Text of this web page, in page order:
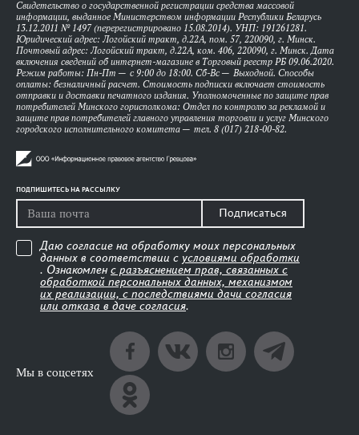
Свидетельство о государственной регистрации средства массовой
информации, выданное Министерством информации Республики Беларусь
13.12.2011 № 1497 (перерегистрировано 15.08.2014). УНП: 191261281.
Юридический адрес: Логойский тракт, д.22А, пом. 57, 220090, г. Минск.
Почтовый адрес: Логойский тракт, д.22А, ком. 406, 220090, г. Минск. Дата
включения сведений об интернет-магазине в Торговый реестр РБ 09.06.2020.
Режим работы: Пн-Пт — с 9:00 до 18:00. Сб-Вс — Выходной. Способы
оплаты: безналичный расчет. Стоимость подписки включает стоимость
отправки и доставки печатного издания. Уполномоченные по защите прав
потребителей Минского горисполкома: Отдел по контролю за рекламой и
защите прав потребителей главного управления торговли и услуг Минского
городского исполнительного комитета — тел. 8 (017) 218-00-82.
ПОДПИШИТЕСЬ НА РАССЫЛКУ
Подписаться
Даю согласие на обработку моих персональных
данных в соответствии с условиями обработки
. Ознакомлен с разъяснением прав, связанных с
обработкой персональных данных, механизмом
их реализации, с последствиями дачи согласия
или отказа в даче согласия.
Мы в соцсетях